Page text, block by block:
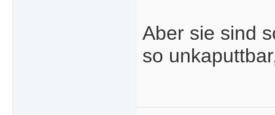
Aber sie sind
so